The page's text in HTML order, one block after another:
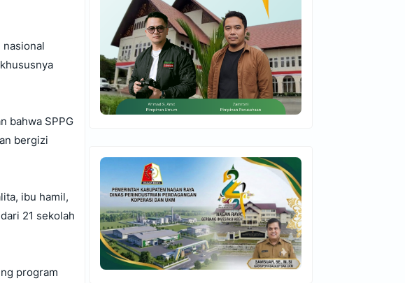
nasional
bahwa SPPG
bergizi
ibu hamil,
21 sekolah
program